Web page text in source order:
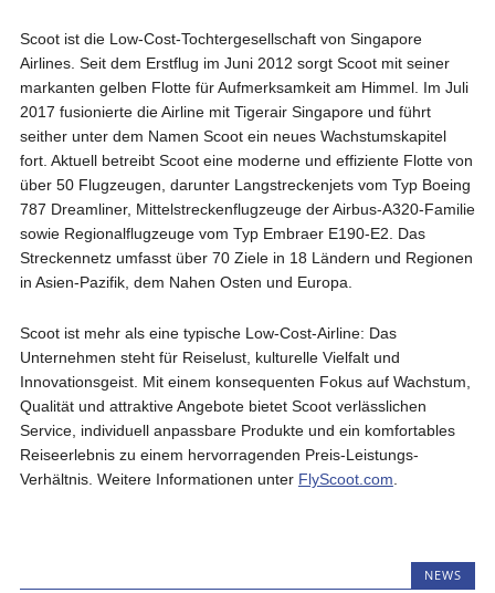
Scoot ist die Low-Cost-Tochtergesellschaft von Singapore
Airlines. Seit dem Erstflug im Juni 2012 sorgt Scoot mit seiner
markanten gelben Flotte für Aufmerksamkeit am Himmel. Im Juli
2017 fusionierte die Airline mit Tigerair Singapore und führt
seither unter dem Namen Scoot ein neues Wachstumskapitel
fort. Aktuell betreibt Scoot eine moderne und effiziente Flotte von
über 50 Flugzeugen, darunter Langstreckenjets vom Typ Boeing
787 Dreamliner, Mittelstreckenflugzeuge der Airbus-A320-Familie
sowie Regionalflugzeuge vom Typ Embraer E190-E2. Das
Streckennetz umfasst über 70 Ziele in 18 Ländern und Regionen
in Asien-Pazifik, dem Nahen Osten und Europa.
Scoot ist mehr als eine typische Low-Cost-Airline: Das
Unternehmen steht für Reiselust, kulturelle Vielfalt und
Innovationsgeist. Mit einem konsequenten Fokus auf Wachstum,
Qualität und attraktive Angebote bietet Scoot verlässlichen
Service, individuell anpassbare Produkte und ein komfortables
Reiseerlebnis zu einem hervorragenden Preis-Leistungs-
Verhältnis. Weitere Informationen unter FlyScoot.com
NEWS